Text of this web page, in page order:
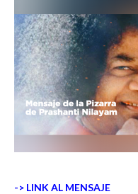
-> LINK AL MENSAJE